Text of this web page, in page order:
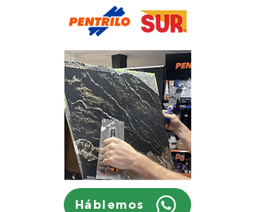
Háblemos